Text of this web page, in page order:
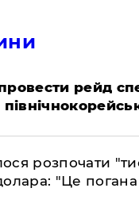
рейд
розпочати
"Це